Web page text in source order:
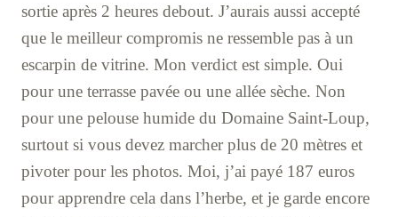
sortie après 2 heures debout. J’aurais aussi accepté
que le meilleur compromis ne ressemble pas à un
escarpin de vitrine. Mon verdict est simple. Oui
pour une terrasse pavée ou une allée sèche. Non
pour une pelouse humide du Domaine Saint-Loup,
surtout si vous devez marcher plus de 20 mètres et
pivoter pour les photos. Moi, j’ai payé 187 euros
pour apprendre cela dans l’herbe, et je garde encore